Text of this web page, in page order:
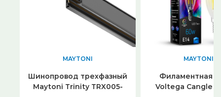
MAYTONI
Шинопровод трехфазный
Maytoni Trinity TRX005-
MAYTONI
Филаментная
Voltega Cangle